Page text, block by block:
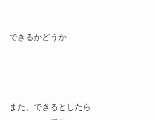
できるかどうか
また、できるとしたら